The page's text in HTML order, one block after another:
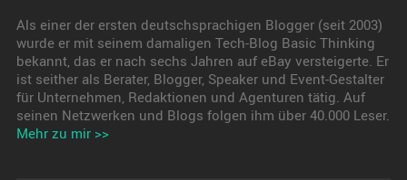
Als einer der ersten deutschsprachigen Blogger (seit 2003)
wurde er mit seinem damaligen Tech-Blog Basic Thinking
bekannt, das er nach sechs Jahren auf eBay versteigerte. Er
ist seither als Berater, Blogger, Speaker und Event-Gestalter
für Unternehmen, Redaktionen und Agenturen tätig. Auf
seinen Netzwerken und Blogs folgen ihm über 40.000 Leser.
Mehr zu mir >>